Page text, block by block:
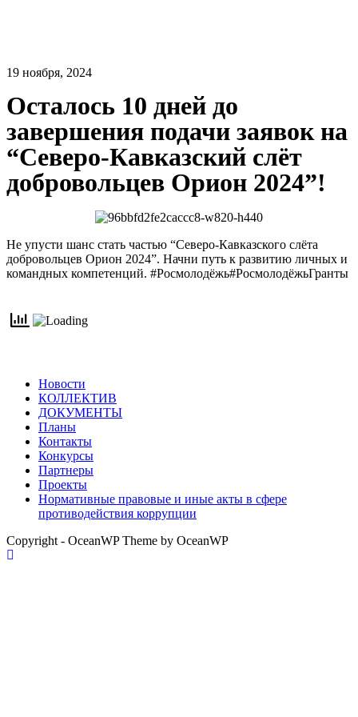
19 ноября, 2024
Осталось 10 дней до
завершения подачи заявок на
“Северо-Кавказский слёт
добровольцев Орион 2024”!
Не упусти шанс стать частью “Северо-Кавказского слёта
добровольцев Орион 2024”. Начни путь к развитию личных и
командных компетенций. #Росмолодёжь#РосмолодёжьГранты
Новости
КОЛЛЕКТИВ
ДОКУМЕНТЫ
Планы
Контакты
Конкурсы
Партнеры
Проекты
Нормативные правовые и иные акты в сфере
противодействия коррупции
Copyright - OceanWP Theme by OceanWP